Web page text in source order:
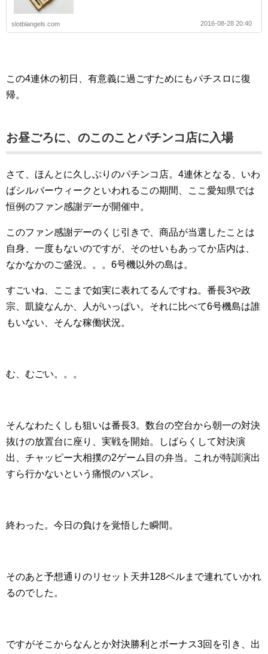
slotblangels.com 2016-08-28 20:40
この4連休の初日、有意義に過ごすためにもパチスロに復
帰。
お昼ごろに、のこのことパチンコ店に入場
さて、ほんとに久しぶりのパチンコ店。4連休となる、いわ
ばシルバーウィークといわれるこの期間、ここ愛知県では
恒例のファン感謝デーが開催中。
このファン感謝デーのくじ引きで、商品が当選したことは
自身、一度もないのですが、そのせいもあってか店内は、
なかなかのご盛況。。。6号機以外の島は。
すごいね、ここまで如実に表れてるんですね。番長3や政
宗、凱旋なんか、人がいっぱい。それに比べて6号機島は誰
もいない、そんな稼働状況。
む、むごい。。。
そんなわたくしも狙いは番長3。数台の空台から朝一の対決
抜けの放置台に座り、実戦を開始。しばらくして対決演
出、チャッピー大相撲の2ゲーム目の弁当。これが特訓演出
すら行かないという痛恨のハズレ。
終わった。今日の負けを覚悟した瞬間。
そのあと予想通りのリセット天井128ベルまで連れていかれ
るのでした。
ですがそこからなんとか対決勝利とボーナス3回を引き、出